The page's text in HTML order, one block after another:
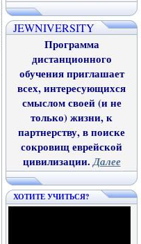
JEWNIVERSITY
Программа
дистанционного
обучения приглашает
всех, интересующихся
смыслом своей (и не
только) жизни, к
партнерству, в поиске
сокровищ еврейской
цивилизации.Далее
ХОТИТЕ УЧИТЬСЯ?